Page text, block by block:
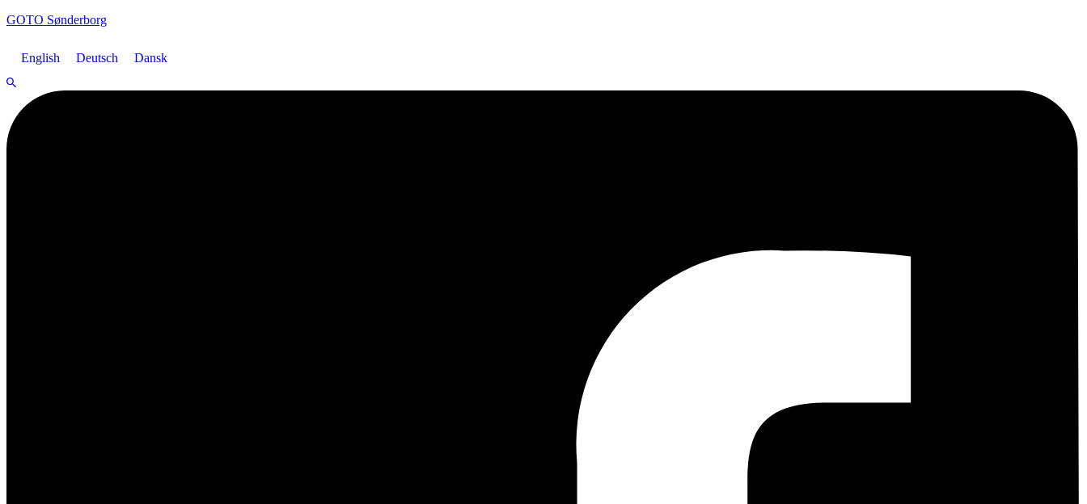
GOTO Sønderborg
English Deutsch Dansk